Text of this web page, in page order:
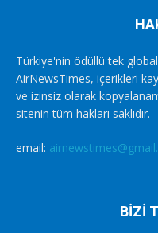
Türkiye'nin ödüllü tek
AirNewsTimes, içerikleri
ve izinsiz olarak
sitenin tüm hakları saklıdır.
email:
BİZİ